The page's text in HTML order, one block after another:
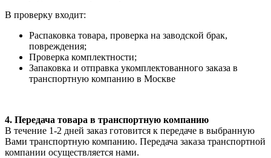
В проверку входит:
Распаковка товара, проверка на заводской брак,
повреждения;
Проверка комплектности;
Запаковка и отправка укомплектованного заказа в
транспортную компанию в Москве
4. Передача товара в транспортную компанию
В течение 1-2 дней заказ готовится к передаче в выбранную
Вами транспортную компанию. Передача заказа транспортной
компании осуществляется нами.